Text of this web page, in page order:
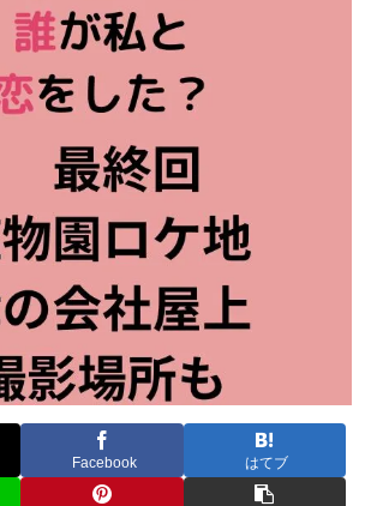
Facebook はてブ